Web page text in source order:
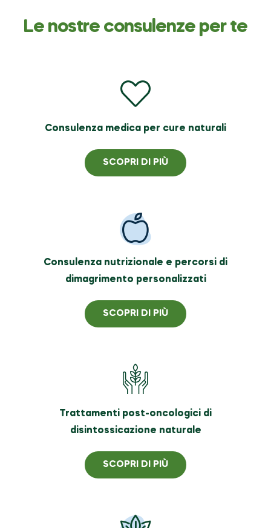
Le nostre consulenze per te
Consulenza medica per cure naturali
SCOPRI DI PIÙ
Consulenza nutrizionale e percorsi di
dimagrimento personalizzati
SCOPRI DI PIÙ
Trattamenti post-oncologici di
disintossicazione naturale
SCOPRI DI PIÙ